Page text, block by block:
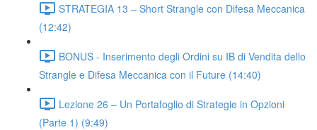
STRATEGIA 13 – Short Strangle con Difesa Meccanica
(12:42)
BONUS - Inserimento degli Ordini su IB di Vendita dello
Strangle e Difesa Meccanica con il Future (14:40)
Lezione 26 – Un Portafoglio di Strategie in Opzioni
(Parte 1) (9:49)